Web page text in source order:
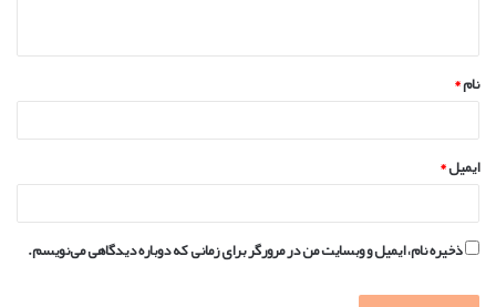
*
نام*
ایمیل*
ذخیره نام، ایمیل و وبسایت من در مرورگر برای زمانی که دوباره دیدگاهی می‌نویسم.